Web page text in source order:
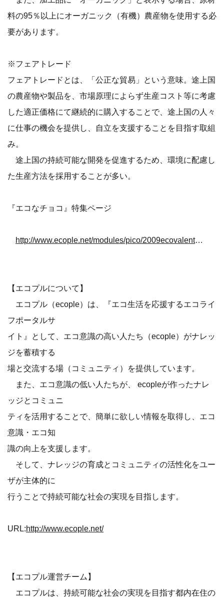
料の95％以上にオーガニック（有機）農産物を使用する必
要があります。
※フェアトレード
フェアトレードとは、「公正な貿易」という意味。途上国
の農産物や製品を、市場原理によらず生産コスト等に考慮
した適正価格にて継続的に購入することで、途上国の人々
に仕事の機会を提供し、自立を支援することを目指す取組
み。
途上国の持続可能な開発を促進するため、環境に配慮し
た生産方法を採用することが多い。
『エコなチョコ』特集ページ
http://www.ecople.net/modules/pico/2009ecovalentine_choco.html
【エコプルについて】
エコプル（ecople）は、『エコ生活を応援するエコライ
フポータルサ
イト』として、エコ意識の高い人たち（ecople）がナレッ
ジを蓄積する
場と交流する場（コミュニティ）を提供しています。
また、エコ意識の低い人たちが、 ecopleが作ったナレ
ッジとコミュニ
ティを活用することで、簡単に欲しい情報を取得し、エコ
意識・エコ知
識の向上を支援します。
そして、ナレッジの育成とコミュニティの活性化をユー
ザが主体的に
行うことで持続可能な社会の実現を目指します。
URL:http://www.ecople.net/
【エコプル運営チーム】
エコプルは、持続可能な社会の実現を目指す都内在住の